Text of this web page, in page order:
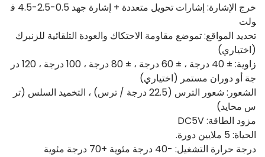
خرج الإشارة: إشارات تحويل متعددة + إشارة جهد 0.5-2.5-4.5 ف
ولت
تحديد المواقع: تموضع مقاومة الاحتكاك والعودة التلقائية للزنبرك
(اختياري)
زاوية: ± 40 درجة ، ± 60 درجة ، ± 80 درجة ، 100 درجة ، 120 در
جة أو دوران مستمر (اختياري)
الشعور: شعور الترس (22.5 درجة / ترس) ، التخميد السلس (تر
س محايد)
مزود الطاقة: DC5V
الحياة: 5 ملايين دورة.
درجة حرارة التشغيل: -40 درجة مئوية +70 درجة مئوية